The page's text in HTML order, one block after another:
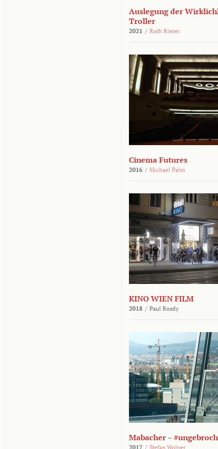
Auslegung der
Troller
2021 / Ruth Rieser
Cinema Futures
2016 / Michael Palm
KINO WIEN FILM
2018 / Paul Rosdy
Mabacher –
2017 / Stefan Wolner